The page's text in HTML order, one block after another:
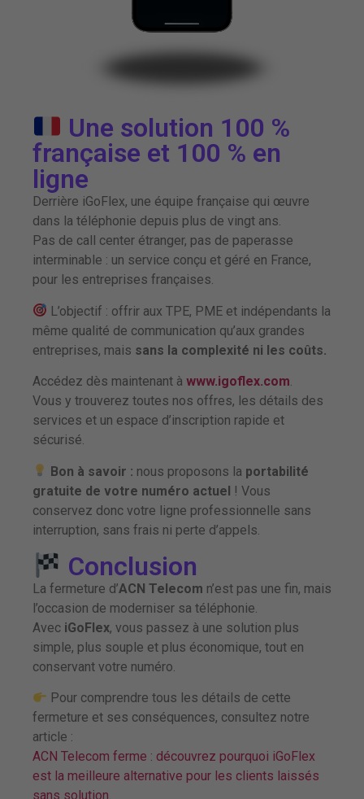
Une solution 100 %
française et 100 % en
ligne
Derrière iGoFlex, une équipe française qui œuvre
dans la téléphonie depuis plus de vingt ans.
Pas de call center étranger, pas de paperasse
interminable : un service conçu et géré en France,
pour les entreprises françaises.
L’objectif : offrir aux TPE, PME et indépendants la
même qualité de communication qu’aux grandes
entreprises, mais sans la complexité ni les coûts.
Accédez dès maintenant à www.igoflex.com.
Vous y trouverez toutes nos offres, les détails des
services et un espace d’inscription rapide et
sécurisé.
Bon à savoir : nous proposons la portabilité
gratuite de votre numéro actuel ! Vous
conservez donc votre ligne professionnelle sans
interruption, sans frais ni perte d’appels.
Conclusion
La fermeture d’ACN Telecom n’est pas une fin, mais
l’occasion de moderniser sa téléphonie.
Avec iGoFlex, vous passez à une solution plus
simple, plus souple et plus économique, tout en
conservant votre numéro.
Pour comprendre tous les détails de cette
fermeture et ses conséquences, consultez notre
article :
ACN Telecom ferme : découvrez pourquoi iGoFlex
est la meilleure alternative pour les clients laissés
sans solution.